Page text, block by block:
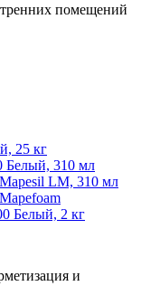
помещений
25 кг
Белый, 310 мл
LM, 310 мл
Белый, 2 кг
и